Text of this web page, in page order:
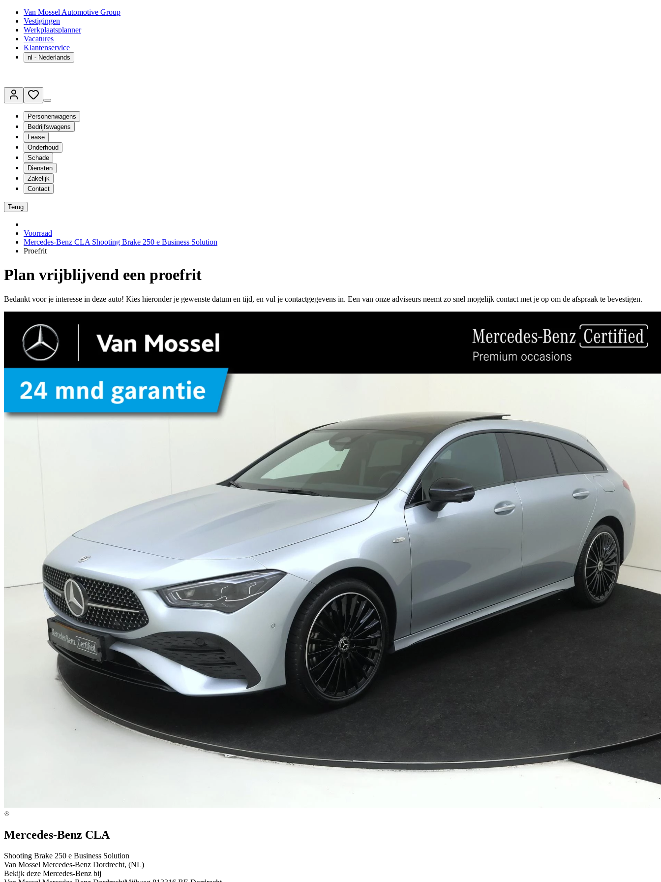
Van Mossel Automotive Group
Vestigingen
Werkplaatsplanner
Vacatures
Klantenservice
nl - Nederlands
Personenwagens
Bedrijfswagens
Lease
Onderhoud
Schade
Diensten
Zakelijk
Contact
Terug
Voorraad
Mercedes-Benz CLA Shooting Brake 250 e Business Solution
Proefrit
Plan vrijblijvend een proefrit
Bedankt voor je interesse in deze auto! Kies hieronder je gewenste datum en tijd, en vul je contactgegevens in. Een van onze adviseurs neemt zo snel mogelijk contact met je op om de afspraak te bevestigen.
Mercedes-Benz CLA
Shooting Brake 250 e Business Solution
Van Mossel Mercedes-Benz Dordrecht, (NL)
Bekijk deze Mercedes-Benz bij